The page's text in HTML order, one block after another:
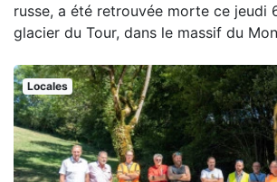
russe, a été retrouvée morte ce jeudi
glacier du Tour, dans le massif du
Locales